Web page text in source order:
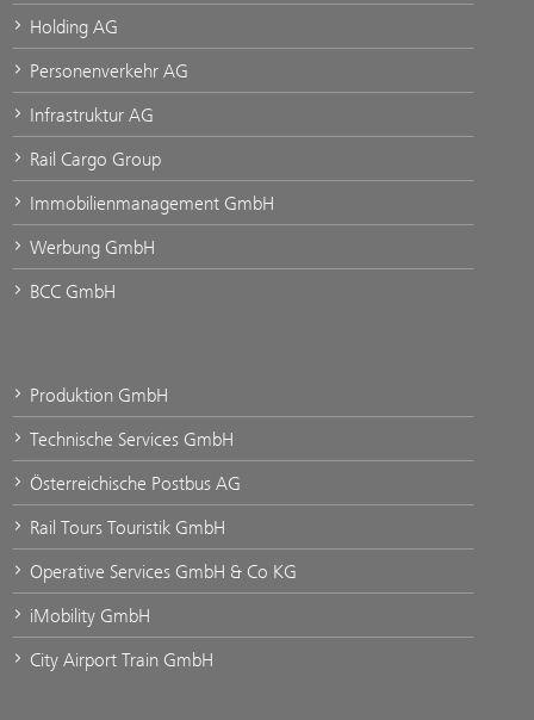
Holding AG
Personenverkehr AG
Infrastruktur AG
Rail Cargo Group
Immobilienmanagement GmbH
Werbung GmbH
BCC GmbH
Produktion GmbH
Technische Services GmbH
Österreichische Postbus AG
Rail Tours Touristik GmbH
Operative Services GmbH & Co KG
iMobility GmbH
City Airport Train GmbH